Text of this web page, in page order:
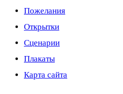
Пожелания
Открытки
Сценарии
Плакаты
Карта сайта